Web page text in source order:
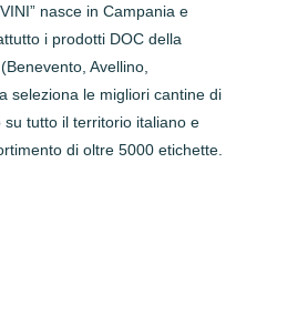
VINI” nasce in Campania e
i prodotti DOC della
Avellino,
seleziona le migliori cantine di
su tutto il territorio italiano e
di oltre 5000 etichette.